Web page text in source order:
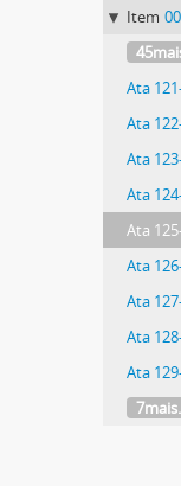
Item
Ata
Ata
Ata
Ata
Ata
Ata
Ata
Ata
Ata